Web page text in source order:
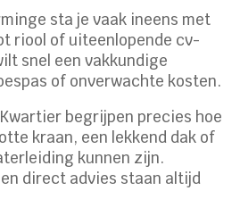
sta je vaak ineens met
riool of uiteenlopende cv-
snel een vakkundige
of onverwachte kosten.
begrijpen precies hoe
kraan, een lekkend dak of
kunnen zijn.
direct advies staan altijd